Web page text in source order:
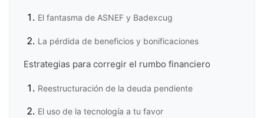
El fantasma de ASNEF y Badexcug
La pérdida de beneficios y bonificaciones
Estrategias para corregir el rumbo financiero
Reestructuración de la deuda pendiente
El uso de la tecnología a tu favor